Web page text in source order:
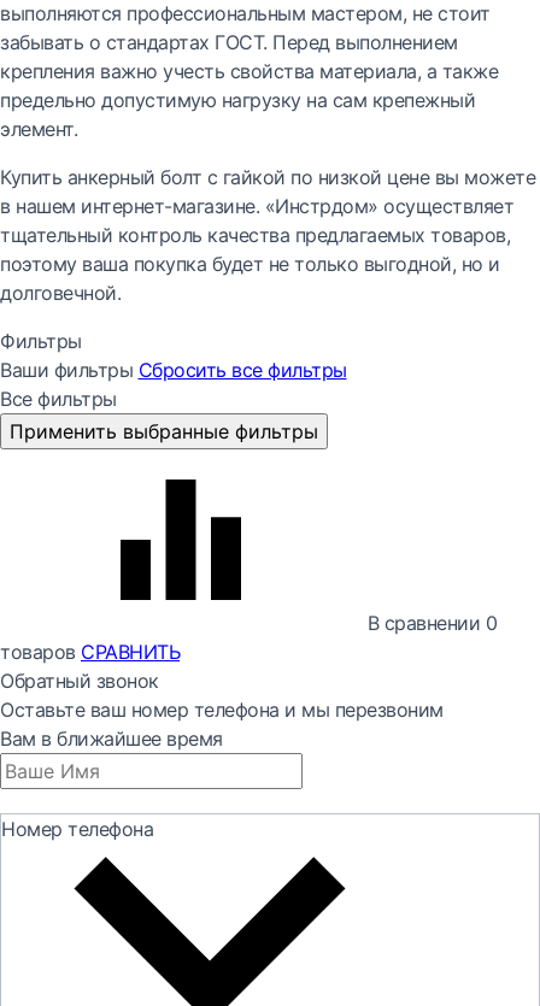
выполняются профессиональным мастером, не стоит
забывать о стандартах ГОСТ. Перед выполнением
крепления важно учесть свойства материала, а также
предельно допустимую нагрузку на сам крепежный
элемент.
Купить анкерный болт с гайкой по низкой цене вы можете
в нашем интернет-магазине. «Инстрдом» осуществляет
тщательный контроль качества предлагаемых товаров,
поэтому ваша покупка будет не только выгодной, но и
долговечной.
Фильтры
Ваши фильтры Сбросить все фильтры
Все фильтры
Применить выбранные фильтры
В сравнении 0
товаров СРАВНИТЬ
Обратный звонок
Оставьте ваш номер телефона и мы перезвоним
Вам в ближайшее время
Номер телефона